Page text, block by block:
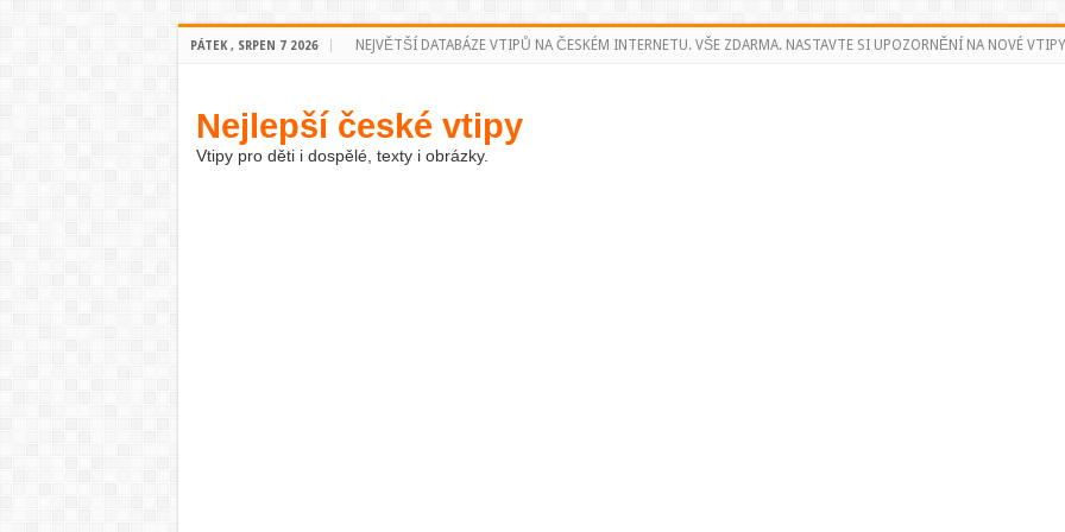
PÁTEK , SRPEN 7 2026 NEJVĚTŠÍ DATABÁZE VTIPŮ NA ČESKÉM INTERNETU. VŠE ZDARMA. NASTAVTE SI UPOZORNĚNÍ NA NOVÉ
Nejlepší české vtipy
Vtipy pro děti i dospělé, texty i obrázky.